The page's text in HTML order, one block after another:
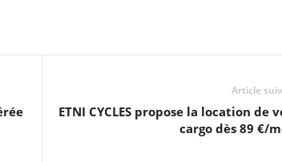
Article
ETNI CYCLES propose la location de
cargo dès 89 €/